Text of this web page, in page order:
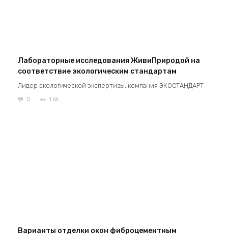
Лабораторные исследования ЖивиПриродой на
соответствие экологическим стандартам
Лидер экологической экспертизы, компания ЭКОСТАНДАРТ
0 1.6k.
Варианты отделки окон фиброцементным